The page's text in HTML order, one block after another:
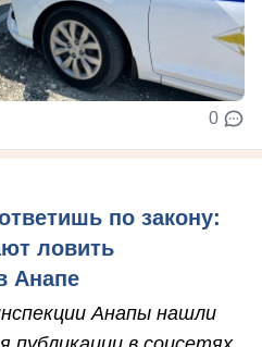
0
по закону:
ловить
Анапе
Анапы нашли